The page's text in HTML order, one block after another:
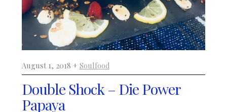
August 1, 2018 + Soulfood
Double Shock – Die Power
Papaya